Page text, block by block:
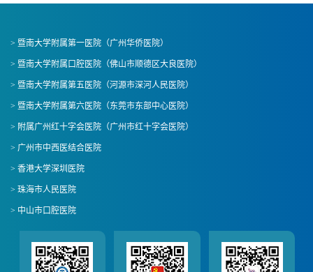
> 暨南大学附属第一医院（广州华侨医院）
> 暨南大学附属口腔医院（佛山市顺德区大良医院）
> 暨南大学附属第五医院（河源市深河人民医院）
> 暨南大学附属第六医院（东莞市东部中心医院）
> 附属广州红十字会医院（广州市红十字会医院）
> 广州市中西医结合医院
> 香港大学深圳医院
> 珠海市人民医院
> 中山市口腔医院